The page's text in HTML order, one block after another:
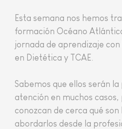
​Esta semana nos hemos
formación Océano
jornada de aprendizaje
en Dietética y TCAE.
​Sabemos que ellos serán
atención en muchos
conozcan de cerca qué son
abordarlos desde la